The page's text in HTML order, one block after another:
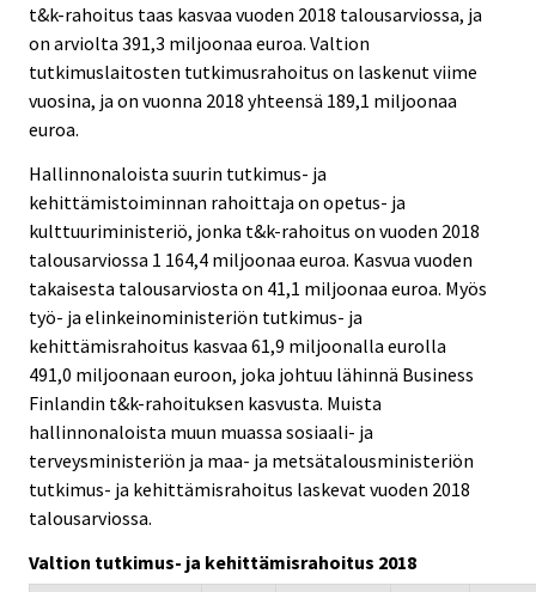
t&k-rahoitus taas kasvaa vuoden 2018 talousarviossa, ja
on arviolta 391,3 miljoonaa euroa. Valtion
tutkimuslaitosten tutkimusrahoitus on laskenut viime
vuosina, ja on vuonna 2018 yhteensä 189,1 miljoonaa
euroa.
Hallinnonaloista suurin tutkimus- ja
kehittämistoiminnan rahoittaja on opetus- ja
kulttuuriministeriö, jonka t&k-rahoitus on vuoden 2018
talousarviossa 1 164,4 miljoonaa euroa. Kasvua vuoden
takaisesta talousarviosta on 41,1 miljoonaa euroa. Myös
työ- ja elinkeinoministeriön tutkimus- ja
kehittämisrahoitus kasvaa 61,9 miljoonalla eurolla
491,0 miljoonaan euroon, joka johtuu lähinnä Business
Finlandin t&k-rahoituksen kasvusta. Muista
hallinnonaloista muun muassa sosiaali- ja
terveysministeriön ja maa- ja metsätalousministeriön
tutkimus- ja kehittämisrahoitus laskevat vuoden 2018
talousarviossa.
Valtion tutkimus- ja kehittämisrahoitus 2018